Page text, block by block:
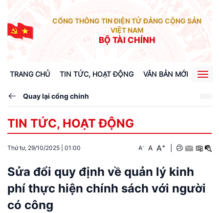
CỔNG THÔNG TIN ĐIỆN TỬ ĐẢNG CỘNG SẢN
VIỆT NAM
BỘ TÀI CHÍNH
TRANG CHỦ TIN TỨC, HOẠT ĐỘNG VĂN BẢN MỚI XÂY
Quay lại cổng chính
TIN TỨC, HOẠT ĐỘNG
Thứ tư, 29/10/2025 01:00 A- A A+
Sửa đổi quy định về quản lý kinh
phí thực hiện chính sách với người
có công